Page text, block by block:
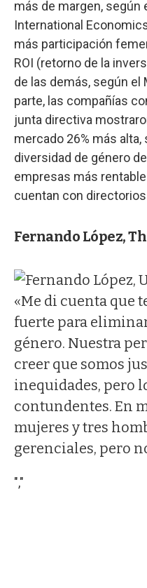
más de margen,
International
más participación
ROI (retorno de la
de las demás, según el
parte, las compañías
junta directiva
mercado 26% más
diversidad de género
empresas más
cuentan con
Fernando López,
«Me di cuenta que
fuerte para
género. Nuestra
creer que somos
inequidades, pero
contundentes. En
mujeres y tres
gerenciales, pero
","